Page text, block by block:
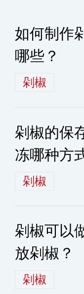
如何制作
哪些？
剁椒
剁椒的保
冻哪种方
剁椒
剁椒可以
放剁椒？
剁椒